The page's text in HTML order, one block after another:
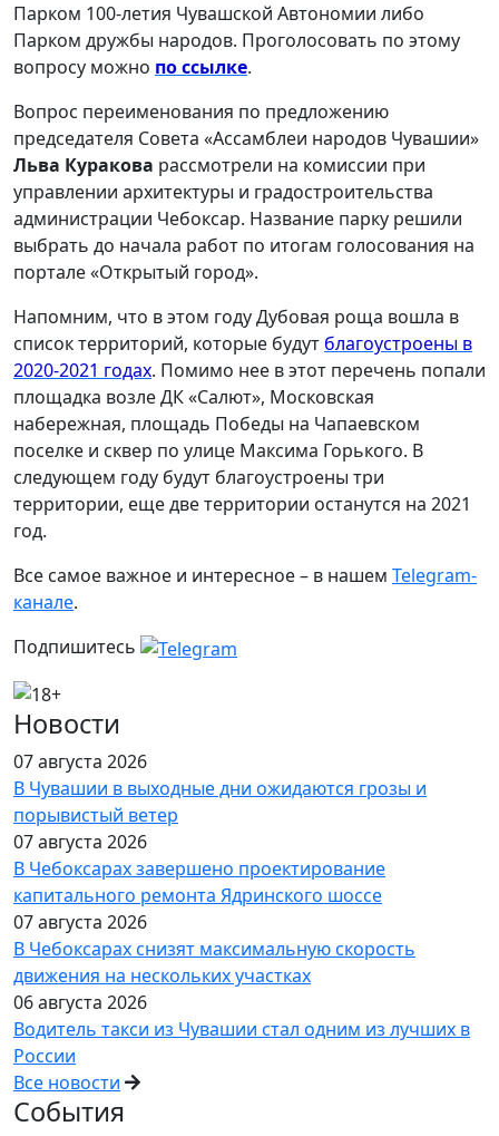
Парком 100-летия Чувашской Автономии либо
Парком дружбы народов. Проголосовать по этому
вопросу можно по ссылке.
Вопрос переименования по предложению
председателя Совета «Ассамблеи народов Чувашии»
Льва Куракова рассмотрели на комиссии при
управлении архитектуры и градостроительства
администрации Чебоксар. Название парку решили
выбрать до начала работ по итогам голосования на
портале «Открытый город».
Напомним, что в этом году Дубовая роща вошла в
список территорий, которые будут благоустроены в
2020-2021 годах. Помимо нее в этот перечень попали
площадка возле ДК «Салют», Московская
набережная, площадь Победы на Чапаевском
поселке и сквер по улице Максима Горького. В
следующем году будут благоустроены три
территории, еще две территории останутся на 2021
год.
Все самое важное и интересное – в нашем Telegram-
канале.
Подпишитесь
Новости
07 августа 2026
В Чувашии в выходные дни ожидаются грозы и
порывистый ветер
07 августа 2026
В Чебоксарах завершено проектирование
капитального ремонта Ядринского шоссе
07 августа 2026
В Чебоксарах снизят максимальную скорость
движения на нескольких участках
06 августа 2026
Водитель такси из Чувашии стал одним из лучших в
России
Все новости
События